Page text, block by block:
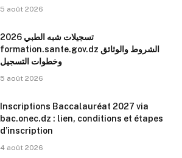
5 août 2026
تسجيلات شبه الطبي 2026
formation.sante.gov.dz الشروط والوثائق
وخطوات التسجيل
5 août 2026
Inscriptions Baccalauréat 2027 via
bac.onec.dz : lien, conditions et étapes
d’inscription
4 août 2026